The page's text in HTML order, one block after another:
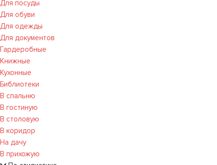
Для посуды
Для обуви
Для одежды
Для документов
Гардеробные
Книжные
Кухонные
Библиотеки
В спальню
В гостиную
В столовую
В коридор
На дачу
В прихожую